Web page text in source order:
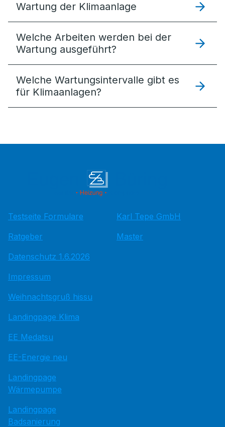
Wartung der Klimaanlage
Welche Arbeiten werden bei der
Wartung ausgeführt?
Welche Wartungsintervalle gibt es
für Klimaanlagen?
Testseite Formulare
Ratgeber
Datenschutz 1.6.2026
Impressum
Weihnachtsgruß hissu
Landingpage Klima
EE Medatsu
EE-Energie neu
Landingpage
Wärmepumpe
Landingpage
Badsanierung
Karl Tepe GmbH
Master